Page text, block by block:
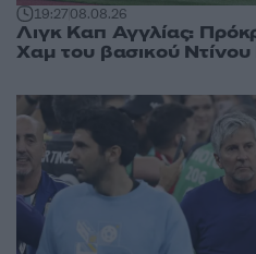
19:2708.08.26
Λιγκ Καπ Αγγλίας:
Χαμ του βασικού